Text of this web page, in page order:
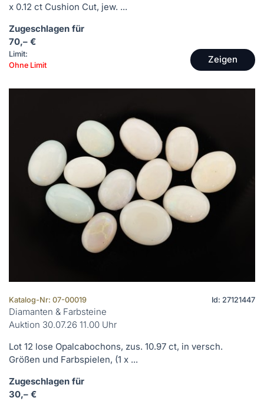
x 0.12 ct Cushion Cut, jew. ...
Zugeschlagen für
70,– €
Limit:
Ohne Limit
Zeigen
Katalog-Nr: 07-00019 Id: 27121447
Diamanten & Farbsteine
Auktion 30.07.26 11.00 Uhr
Lot 12 lose Opalcabochons, zus. 10.97 ct, in versch.
Größen und Farbspielen, (1 x ...
Zugeschlagen für
30,– €